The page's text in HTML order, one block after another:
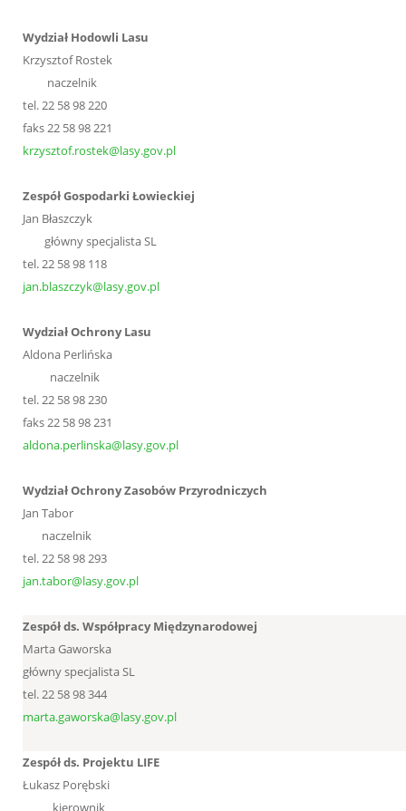
Wydział Hodowli Lasu
Krzysztof Rostek
naczelnik
tel. 22 58 98 220
faks 22 58 98 221
krzysztof.rostek@lasy.gov.pl
Zespół Gospodarki Łowieckiej
Jan Błaszczyk
główny specjalista SL
tel. 22 58 98 118
jan.blaszczyk@lasy.gov.pl
Wydział Ochrony Lasu
Aldona Perlińska
naczelnik
tel. 22 58 98 230
faks 22 58 98 231
aldona.perlinska@lasy.gov.pl
Wydział Ochrony Zasobów Przyrodniczych
Jan Tabor
naczelnik
tel. 22 58 98 293
jan.tabor@lasy.gov.pl
Zespół ds. Współpracy Międzynarodowej
Marta Gaworska
główny specjalista SL
tel. 22 58 98 344
marta.gaworska@lasy.gov.pl
Zespół ds. Projektu LIFE
Łukasz Porębski
kierownik